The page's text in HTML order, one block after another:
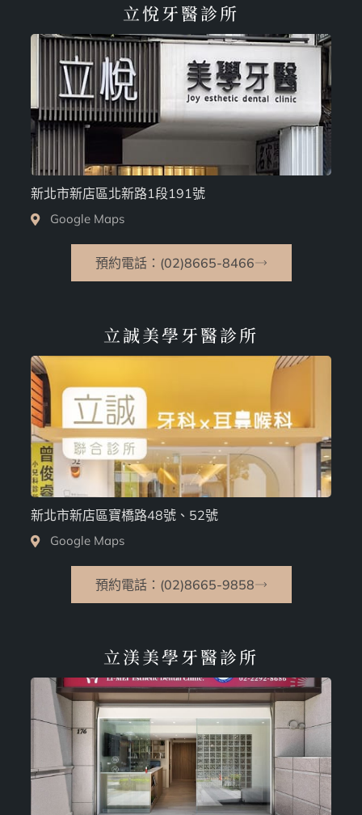
立悅牙醫診所
新北市新店區北新路1段191號
Google Maps
預約電話：(02)8665-8466
立誠美學牙醫診所
新北市新店區寶橋路48號、52號
Google Maps
預約電話：(02)8665-9858
立渼美學牙醫診所